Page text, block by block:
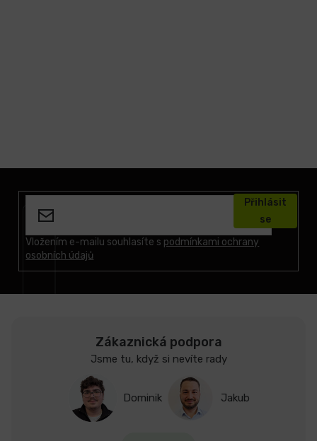
Vložením e-mailu souhlasíte s podmínkami ochrany
osobních údajů
Přihlásit
se
Zákaznická podpora
Jsme tu, když si nevíte rady
Dominik Jakub